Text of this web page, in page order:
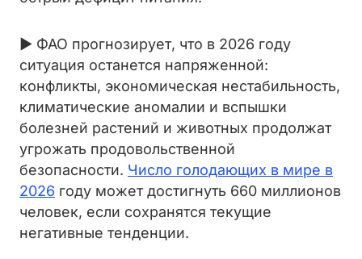
► ФАО прогнозирует, что в 2026 году
ситуация останется напряженной:
конфликты, экономическая нестабильность,
климатические аномалии и вспышки
болезней растений и животных продолжат
угрожать продовольственной
безопасности. Число голодающих в мире в
2026 году может достигнуть 660 миллионов
человек, если сохранятся текущие
негативные тенденции.